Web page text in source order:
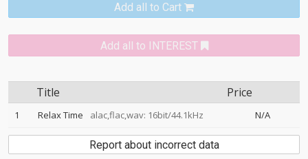
Add all to Cart
Add all to INTEREST
Title Price
1 Relax Time alac,flac,wav: 16bit/44.1kHz N/A
Report about incorrect data